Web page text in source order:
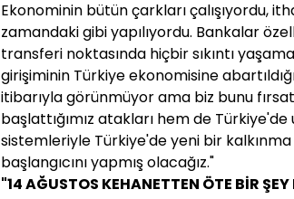
Ekonominin bütün çarkları çalışıyordu,
zamandaki gibi yapılıyordu. Bankalar
transferi noktasında hiçbir sıkıntı
girişiminin Türkiye ekonomisine
itibarıyla görünmüyor ama biz bunu
başlattığımız atakları hem de
sistemleriyle Türkiye'de yeni bir
başlangıcını yapmış olacağız."
"14 AĞUSTOS KEHANETTEN ÖTE BİR ŞEY